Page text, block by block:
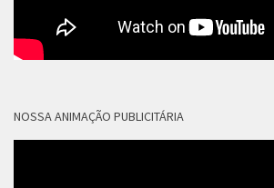
NOSSA ANIMAÇÃO PUBLICITÁRIA